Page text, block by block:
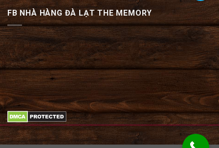
FB NHÀ HÀNG ĐÀ LẠT THE MEMORY